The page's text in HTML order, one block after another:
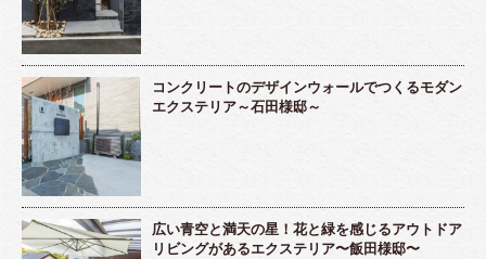
コンクリートのデザインウォールでつくるモダン
エクステリア～石田様邸～
広い青空と満天の星！花と緑を感じるアウトドア
リビングがあるエクステリア〜飯田様邸〜